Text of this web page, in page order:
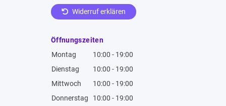
Widerruf erklären
Öffnungszeiten
Montag
10:00 - 19:00
Dienstag
10:00 - 19:00
Mittwoch
10:00 - 19:00
Donnerstag
10:00 - 19:00